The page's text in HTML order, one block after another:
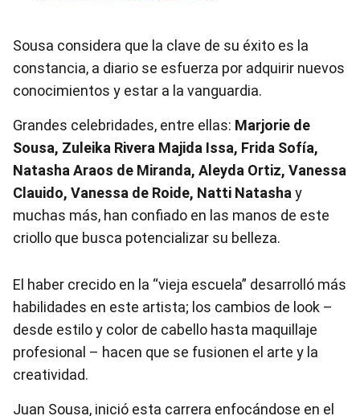
Sousa considera que la clave de su éxito es la
constancia, a diario se esfuerza por adquirir nuevos
conocimientos y estar a la vanguardia.
Grandes celebridades, entre ellas: Marjorie de
Sousa, Zuleika Rivera Majida Issa, Frida Sofía,
Natasha Araos de Miranda, Aleyda Ortiz, Vanessa
Clauido, Vanessa de Roide, Natti Natasha y
muchas más, han confiado en las manos de este
criollo que busca potencializar su belleza.
El haber crecido en la “vieja escuela” desarrolló más
habilidades en este artista; los cambios de look –
desde estilo y color de cabello hasta maquillaje
profesional – hacen que se fusionen el arte y la
creatividad.
Juan Sousa, inició esta carrera enfocándose en el